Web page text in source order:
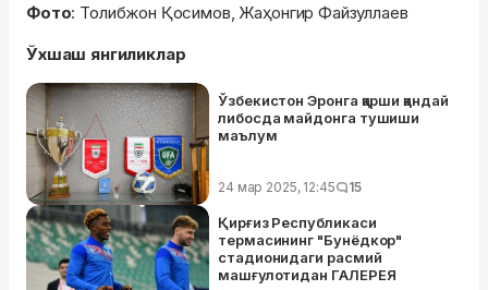
Фото: Толибжон Қосимов, Жаҳонгир Файзуллаев
Ўхшаш янгиликлар
Ўзбекистон Эронга қарши қандай
либосда майдонга тушиши
маълум
24 мар 2025, 12:45 15
Қирғиз Республикаси
термасининг "Бунёдкор"
стадионидаги расмий
машғулотидан ГАЛЕРЕЯ